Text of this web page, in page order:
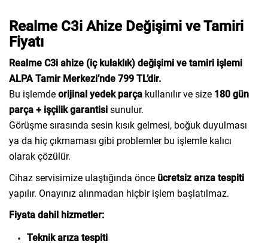
Realme C3i Ahize Değişimi ve Tamiri
Fiyatı
Realme C3i ahize (iç kulaklık) değişimi ve tamiri işlemi
ALPA Tamir Merkezi’nde 799 TL’dir.
Bu işlemde orijinal yedek parça kullanılır ve size 180 gün
parça + işçilik garantisi sunulur.
Görüşme sırasında sesin kısık gelmesi, boğuk duyulması
ya da hiç çıkmaması gibi problemler bu işlemle kalıcı
olarak çözülür.
Cihaz servisimize ulaştığında önce ücretsiz arıza tespiti
yapılır. Onayınız alınmadan hiçbir işlem başlatılmaz.
Fiyata dahil hizmetler:
Teknik arıza tespiti